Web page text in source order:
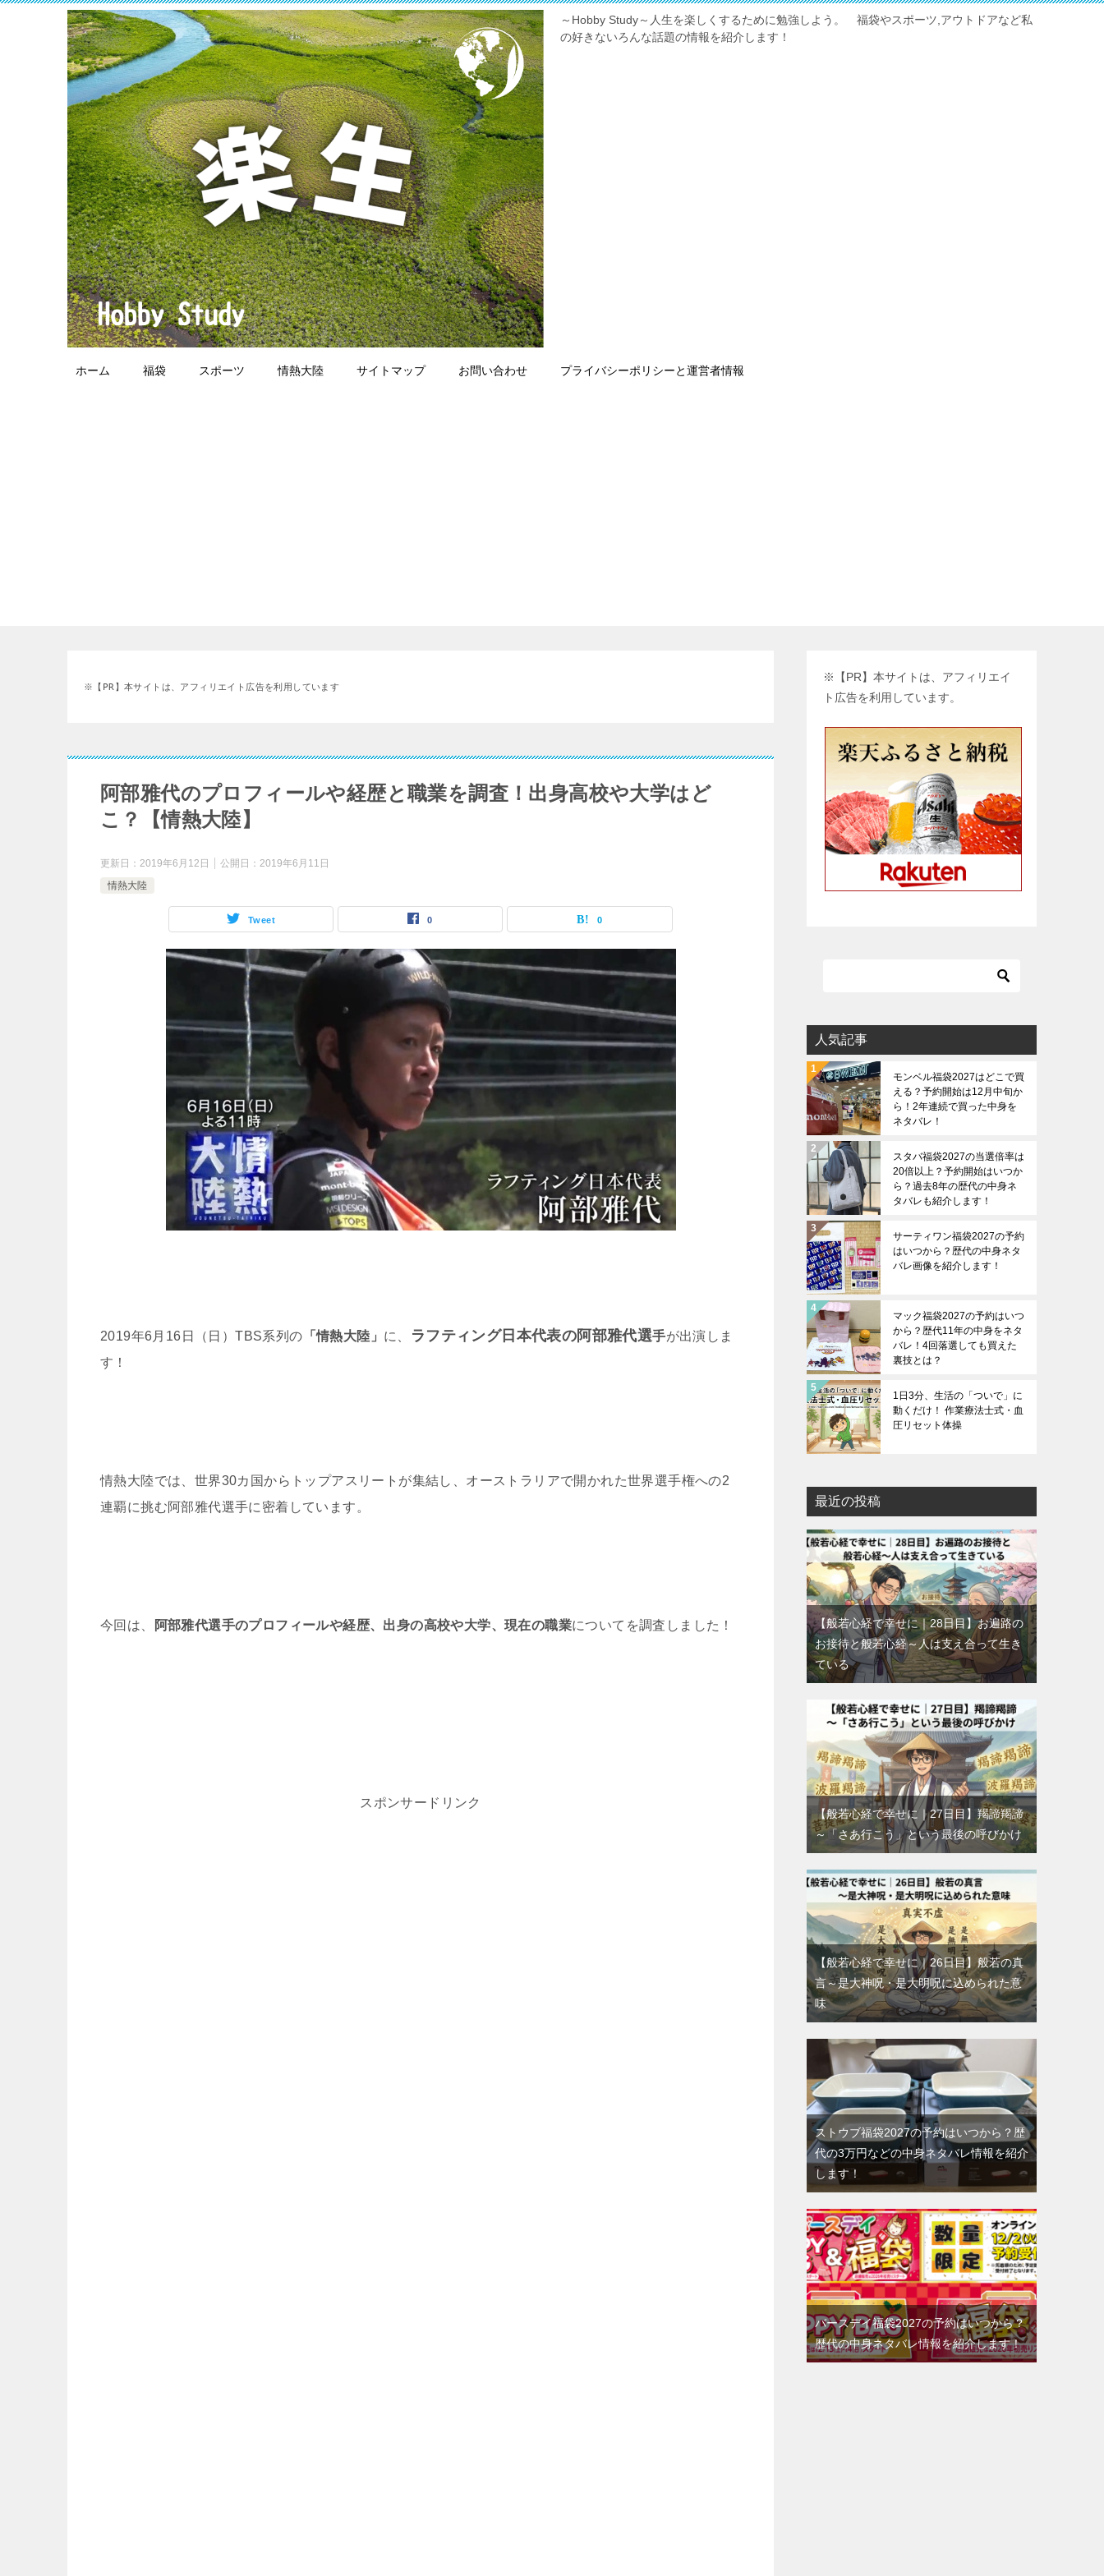
～Hobby Study～人生を楽しくするために勉強しよう。 福袋やスポーツ,アウトドアなど私
の好きないろんな話題の情報を紹介します！
ホーム 福袋 スポーツ 情熱大陸 サイトマップ お問い合わせ プライバシーポリシーと運営者情報
※【PR】本サイトは、アフィリエイト広告を利用しています
阿部雅代のプロフィールや経歴と職業を調査！出身高校や大学はど
こ？【情熱大陸】
更新日： 2019年6月12日 公開日： 2019年6月11日
情熱大陸
Tweet 0 0
2019年6月16日（日）TBS系列の 「情熱大陸」 に、 ラフティング日本代表の阿部雅代選手が出演しま
す！
情熱大陸では、世界30カ国からトップアスリートが集結し、オーストラリアで開かれた世界選手権への2
連覇に挑む阿部雅代選手に密着しています。
今回は、 阿部雅代選手のプロフィールや経歴、出身の高校や大学、現在の職業についてを調査しました！
スポンサードリンク
※【PR】本サイトは、アフィリエイ
ト広告を利用しています。
人気記事
モンベル福袋2027はどこで買
える？予約開始は12月中旬か
ら！2年連続で買った中身を
ネタバレ！
スタバ福袋2027の当選倍率は
20倍以上？予約開始はいつか
ら？過去8年の歴代の中身ネ
タバレも紹介します！
サーティワン福袋2027の予約
はいつから？歴代の中身ネタ
バレ画像を紹介します！
マック福袋2027の予約はいつ
から？歴代11年の中身をネタ
バレ！4回落選しても買えた
裏技とは？
1日3分、生活の「ついで」に
動くだけ！ 作業療法士式・血
圧リセット体操
最近の投稿
【般若心経で幸せに｜28日目】お遍路の
お接待と般若心経～人は支え合って生き
ている
【般若心経で幸せに｜27日目】羯諦羯諦
～「さあ行こう」という最後の呼びかけ
【般若心経で幸せに｜26日目】般若の真
言～是大神呪・是大明呪に込められた意
味
ストウブ福袋2027の予約はいつから？歴
代の3万円などの中身ネタバレ情報を紹介
します！
バースデイ福袋2027の予約はいつから？
歴代の中身ネタバレ情報を紹介します！